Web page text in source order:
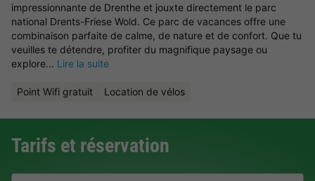
impressionnante de Drenthe et jouxte directement le parc
national Drents-Friese Wold. Ce parc de vacances offre une
combinaison parfaite de calme, de nature et de confort. Que tu
veuilles te détendre, profiter du magnifique paysage ou
explore... Lire la suite
Point Wifi gratuit Location de vélos
Tarifs et réservation